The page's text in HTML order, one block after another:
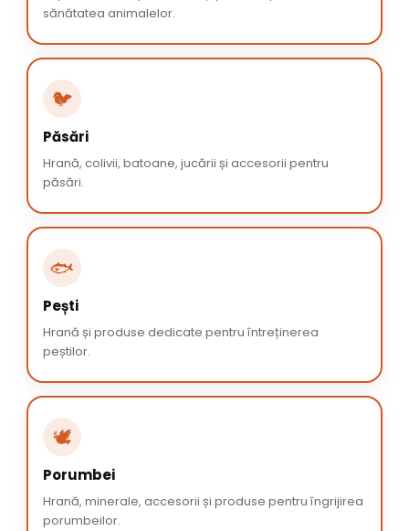
sănătatea animalelor.
🐦
Păsări
Hrană, colivii, batoane, jucării și accesorii pentru
păsări.
🐟
Pești
Hrană și produse dedicate pentru întreținerea
peștilor.
🕊️
Porumbei
Hrană, minerale, accesorii și produse pentru îngrijirea
porumbeilor.